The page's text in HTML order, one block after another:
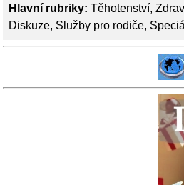
Hlavní rubriky: Těhotenství,
Diskuze, Služby pro rodiče,